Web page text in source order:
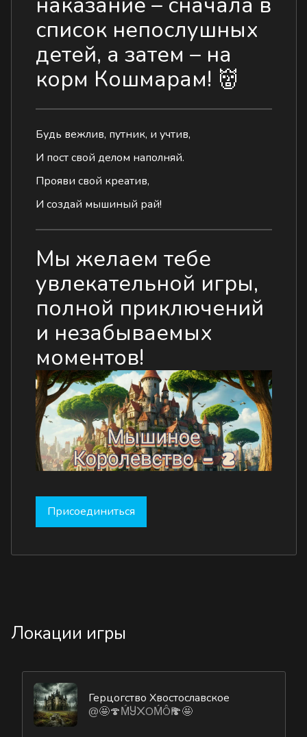
список непослушных
детей, а затем – на
корм Кошмарам! 👹
Будь вежлив, путник, и учтив,⠀
И пост свой делом наполняй.
Прояви свой креатив,
И создай мышиный рай!
Мы желаем тебе
увлекательной игры,
полной приключений
и незабываемых
моментов!
Присоединиться
Локации игры
Герцогство Хвостославское
@🤩🍄ḾႸ᙭ОḾÔҎ🍄🤩